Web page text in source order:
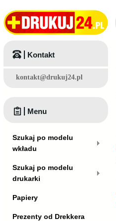
Kontakt
kontakt@drukuj24.pl
Menu
Szukaj po modelu
wkładu
Szukaj po modelu
drukarki
Papiery
Prezenty od Drekkera